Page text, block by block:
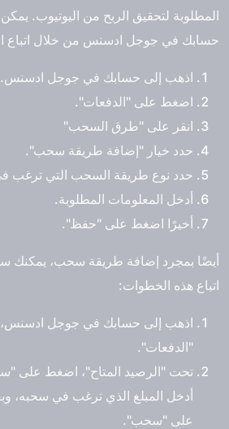
المطلوبة لتحقيق الربح من اليوتيوب.
حسابك في جوجل ادسنس من خلال اتباع
اذهب إلى حسابك في جوجل ادسنس.
اضغط على "الدفعات".
انقر على "طرق السحب"
حدد خيار "إضافة طريقة سحب".
حدد نوع طريقة السحب التي ترغب
أدخل المعلومات المطلوبة.
أخيرًا اضغط على "حفظ".
أيضًا بمجرد إضافة طريقة سحب، يمكنك
اتباع هذه الخطوات:
اذهب إلى حسابك في جوجل
"الدفعات".
تحت "الرصيد المتاح"، اضغط على
أدخل المبلغ الذي ترغب في سحبه،
على "سحب".